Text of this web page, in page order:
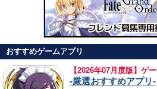
おすすめゲームアプリ
【2026年07月度版】ゲ
-厳選おすすめアプリ-